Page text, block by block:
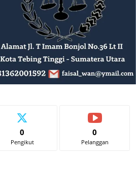
0
Pengikut
0
Pelanggan